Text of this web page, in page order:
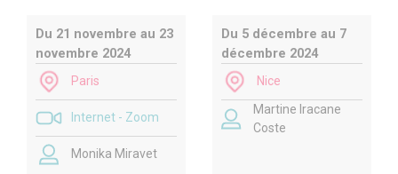
Du 21 novembre au 23
novembre 2024
Paris
Internet - Zoom
Monika Miravet
Du 5 décembre au 7
décembre 2024
Nice
Martine Iracane
Coste